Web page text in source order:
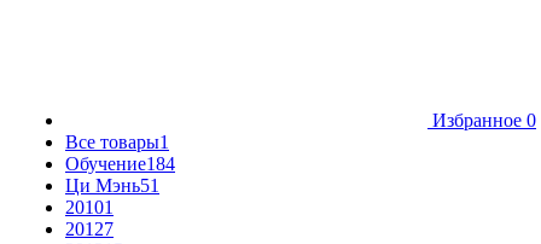
Избранное 0
Все товары1
Обучение184
Ци Мэнь51
20101
20127